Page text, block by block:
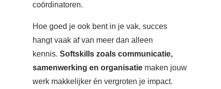
coördinatoren.
Hoe goed je ook bent in je vak, succes
hangt vaak af van meer dan alleen
kennis.Softskills zoals communicatie,
samenwerking en organisatie maken jouw
werk makkelijker én vergroten je impact.